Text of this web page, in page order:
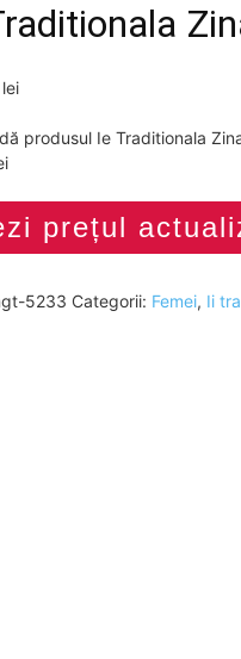
lei
produsul Ie Traditionala
prețul
5233 Categorii: Femei, Ii